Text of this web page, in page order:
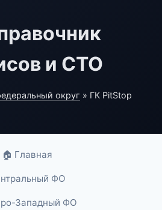
и СТО
округ » ГК PitStop
🏠 Главная
ФО
Западный ФО